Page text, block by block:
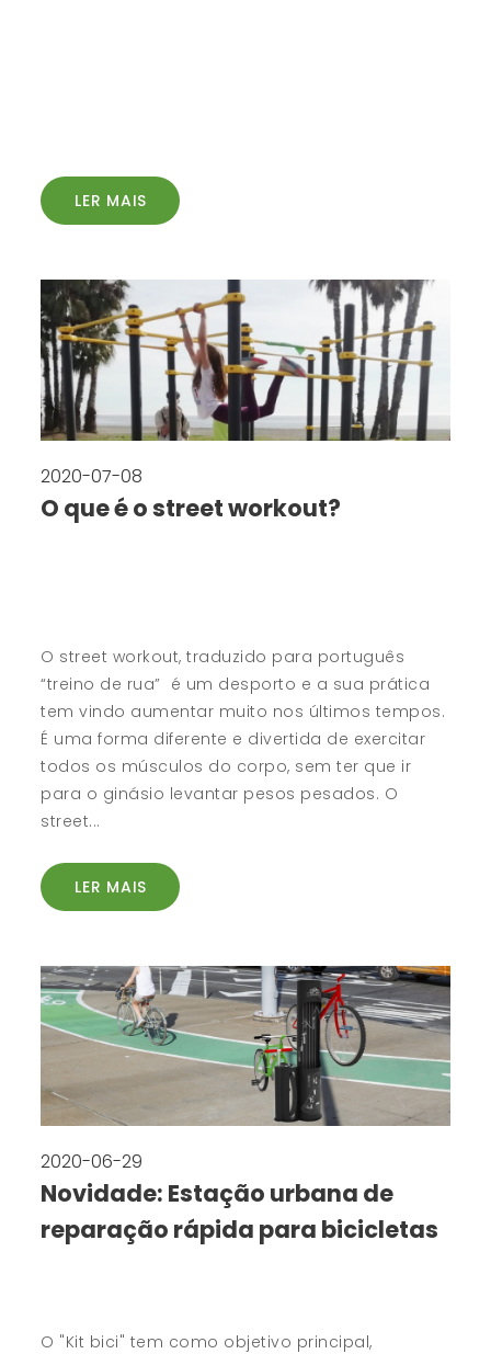
LER MAIS
2020-07-08
O que é o street workout?
O street workout, traduzido para português
“treino de rua” é um desporto e a sua prática
tem vindo aumentar muito nos últimos tempos.
É uma forma diferente e divertida de exercitar
todos os músculos do corpo, sem ter que ir
para o ginásio levantar pesos pesados. O
street...
LER MAIS
2020-06-29
Novidade: Estação urbana de
reparação rápida para bicicletas
O "Kit bici" tem como objetivo principal,